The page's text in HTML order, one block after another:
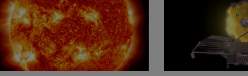
großer Fleck hinzu (siehe »In guter Gesellschaft«).
Tag des Monats zwei neue Gruppen.